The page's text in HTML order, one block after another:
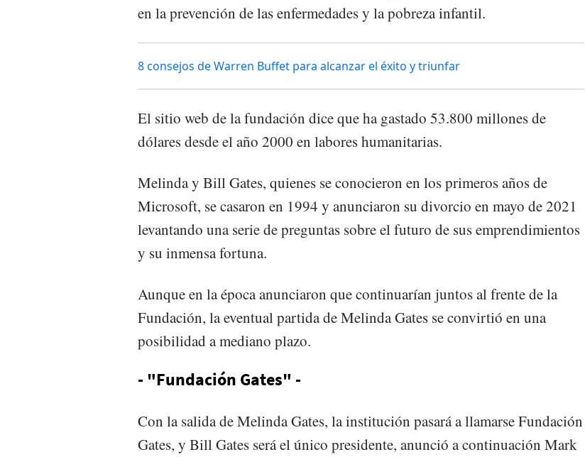
en la prevención de las enfermedades y la pobreza infantil.
8 consejos de Warren Buffet para alcanzar el éxito y triunfar
El sitio web de la fundación dice que ha gastado 53.800 millones de
dólares desde el año 2000 en labores humanitarias.
Melinda y Bill Gates, quienes se conocieron en los primeros años de
Microsoft, se casaron en 1994 y anunciaron su divorcio en mayo de 2021
levantando una serie de preguntas sobre el futuro de sus emprendimientos
y su inmensa fortuna.
Aunque en la época anunciaron que continuarían juntos al frente de la
Fundación, la eventual partida de Melinda Gates se convirtió en una
posibilidad a mediano plazo.
- "Fundación Gates" -
Con la salida de Melinda Gates, la institución pasará a llamarse Fundación
Gates, y Bill Gates será el único presidente, anunció a continuación Mark